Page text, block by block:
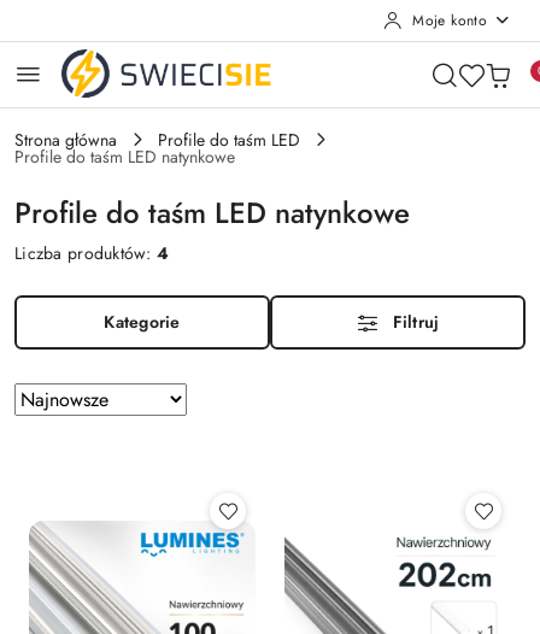
Moje konto
Strona główna Profile do taśm LED
Profile do taśm LED natynkowe
Profile do taśm LED natynkowe
Liczba produktów:4
Kategorie Filtruj
Zastosowano
sortowanie:
Sortuj
według